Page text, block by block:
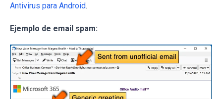
Antivirus para Android.
Ejemplo de email spam: